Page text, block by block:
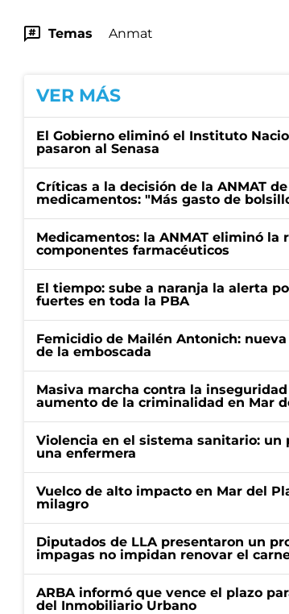
Temas Anmat
VER MÁS
El Gobierno eliminó el Instituto
pasaron al Senasa
Críticas a la decisión de la ANMAT
medicamentos: "Más gasto de
Medicamentos: la ANMAT eliminó la
componentes farmacéuticos
El tiempo: sube a naranja la alerta
fuertes en toda la PBA
Femicidio de Mailén Antonich:
de la emboscada
Masiva marcha contra la
aumento de la criminalidad en Mar
Violencia en el sistema sanitario: un
una enfermera
Vuelco de alto impacto en Mar del
milagro
Diputados de LLA presentaron un
impagas no impidan renovar el
ARBA informó que vence el plazo
del Inmobiliario Urbano